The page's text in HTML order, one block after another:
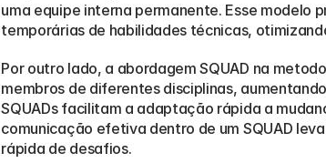
uma equipe interna permanente. Esse modelo
temporárias de habilidades técnicas,
Por outro lado, a abordagem SQUAD na
membros de diferentes disciplinas,
SQUADs facilitam a adaptação rápida a
comunicação efetiva dentro de um SQUAD
rápida de desafios.